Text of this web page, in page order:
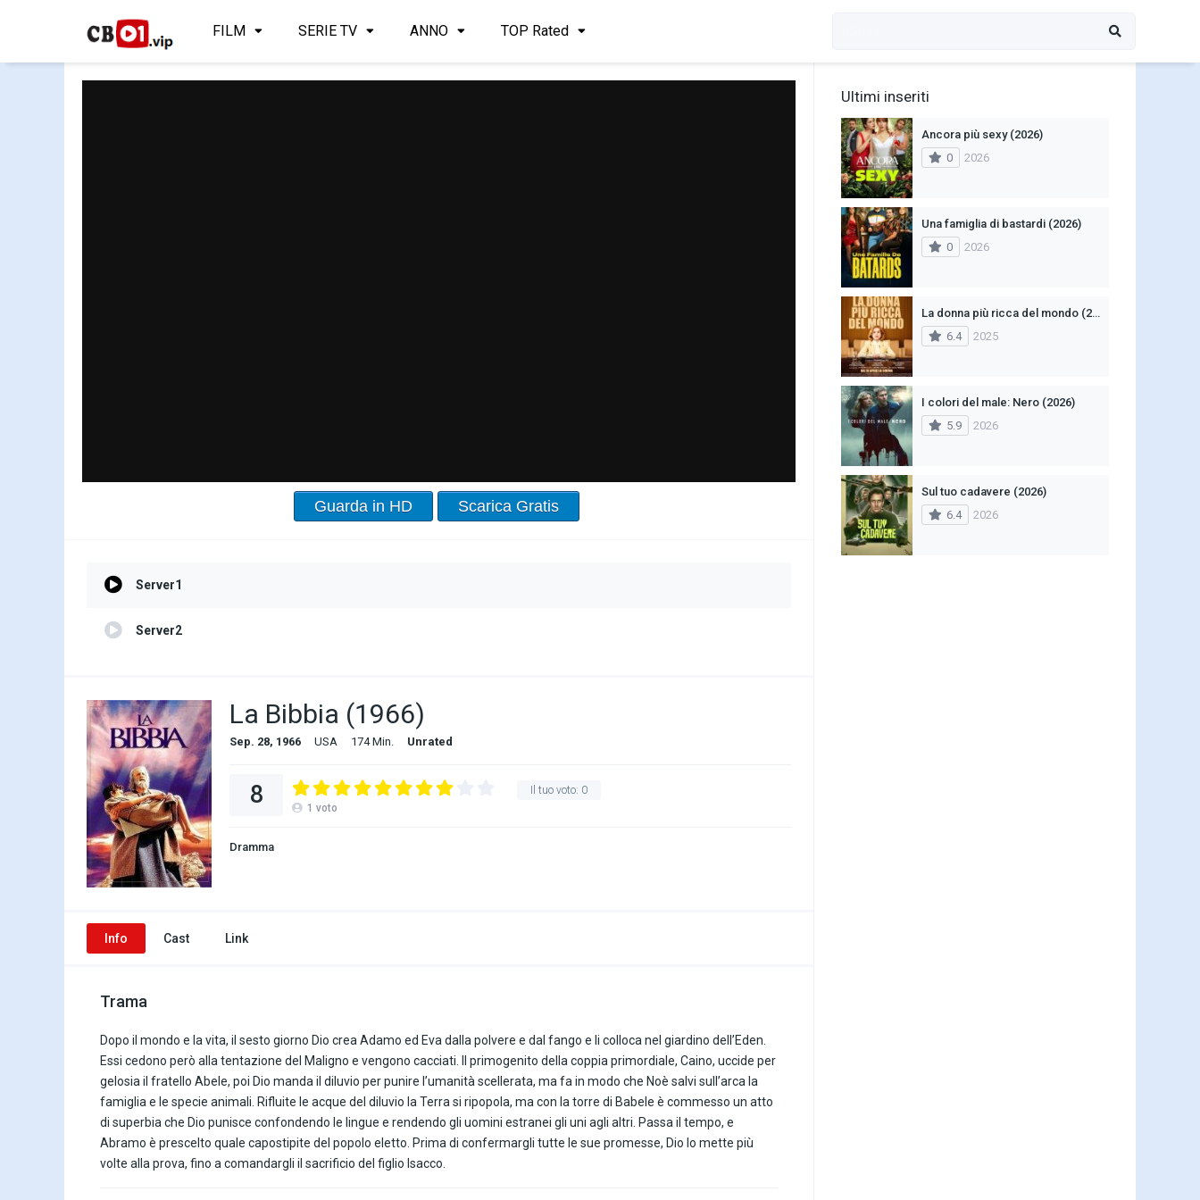
FILM SERIE TV ANNO TOP Rated
Guarda in HD Scarica Gratis
Server1
Server2
La Bibbia (1966)
Sep. 28, 1966 USA 174 Min. Unrated
Il tuo voto: 0
8 1 voto
Dramma
Info Cast Link
Trama
Dopo il mondo e la vita, il sesto giorno Dio crea Adamo ed Eva dalla polvere e dal fango e li colloca nel giardino dell’Eden.
Essi cedono però alla tentazione del Maligno e vengono cacciati. Il primogenito della coppia primordiale, Caino, uccide per
gelosia il fratello Abele, poi Dio manda il diluvio per punire l’umanità scellerata, ma fa in modo che Noè salvi sull’arca la
famiglia e le specie animali. Rifluite le acque del diluvio la Terra si ripopola, ma con la torre di Babele è commesso un atto
di superbia che Dio punisce confondendo le lingue e rendendo gli uomini estranei gli uni agli altri. Passa il tempo, e
Abramo è prescelto quale capostipite del popolo eletto. Prima di confermargli tutte le sue promesse, Dio lo mette più
volte alla prova, fino a comandargli il sacrificio del figlio Isacco.
Ultimi inseriti
Ancora più sexy (2026)
0
2026
Una famiglia di bastardi (2026)
0
2026
La donna più ricca del mondo (2025)
6.4
2025
I colori del male: Nero (2026)
5.9
2026
Sul tuo cadavere (2026)
6.4
2026